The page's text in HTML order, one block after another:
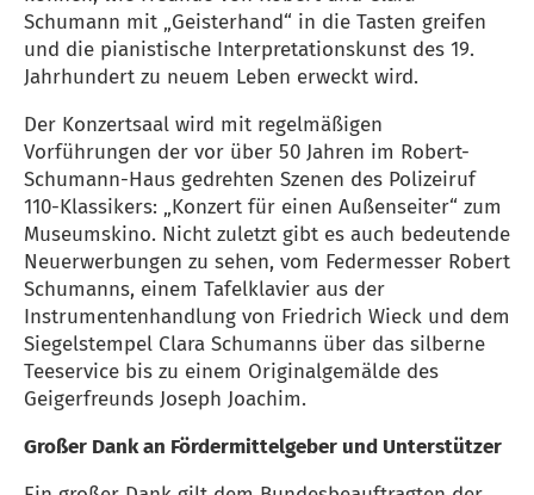
Schumann mit „Geisterhand“ in die Tasten greifen
und die pianistische Interpretationskunst des 19.
Jahrhundert zu neuem Leben erweckt wird.
Der Konzertsaal wird mit regelmäßigen
Vorführungen der vor über 50 Jahren im Robert-
Schumann-Haus gedrehten Szenen des Polizeiruf
110-Klassikers: „Konzert für einen Außenseiter“ zum
Museumskino. Nicht zuletzt gibt es auch bedeutende
Neuerwerbungen zu sehen, vom Federmesser Robert
Schumanns, einem Tafelklavier aus der
Instrumentenhandlung von Friedrich Wieck und dem
Siegelstempel Clara Schumanns über das silberne
Teeservice bis zu einem Originalgemälde des
Geigerfreunds Joseph Joachim.
Großer Dank an Fördermittelgeber und Unterstützer